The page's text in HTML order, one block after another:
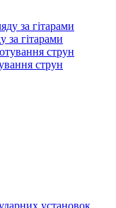
за гітарами
струн